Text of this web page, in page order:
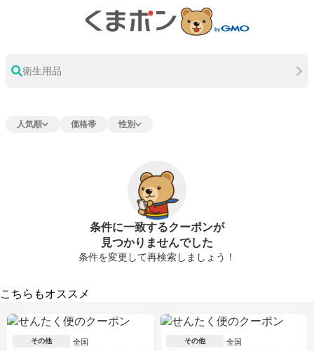
衛生用品
人気順 価格帯 性別
条件に一致するクーポンが
見つかりませんでした
条件を変更して再検索しましょう！
こちらもオススメ
その他 全国 その他 全国